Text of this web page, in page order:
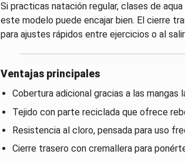
Si practicas natación regular, clases de
este modelo puede encajar bien. El cierre
para ajustes rápidos entre ejercicios o al
Ventajas principales
Cobertura adicional gracias a las mangas
Tejido con parte reciclada que ofrece
Resistencia al cloro, pensada para uso
Cierre trasero con cremallera para